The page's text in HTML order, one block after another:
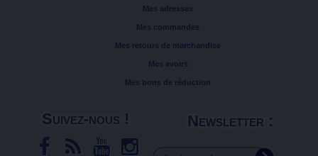
Mes adresses
Mes commandes
Mes retours de marchandise
Mes avoirs
Mes bons de réduction
Suivez-nous ! Newsletter :